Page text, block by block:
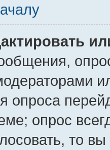
опроса
опрос
то